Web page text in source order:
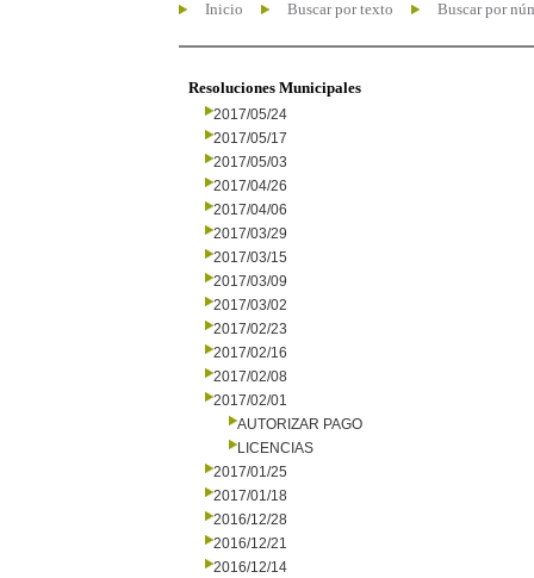
Inicio Buscar por texto Buscar por
Resoluciones Municipales
2017/05/24
2017/05/17
2017/05/03
2017/04/26
2017/04/06
2017/03/29
2017/03/15
2017/03/09
2017/03/02
2017/02/23
2017/02/16
2017/02/08
2017/02/01
AUTORIZAR PAGO
LICENCIAS
2017/01/25
2017/01/18
2016/12/28
2016/12/21
2016/12/14